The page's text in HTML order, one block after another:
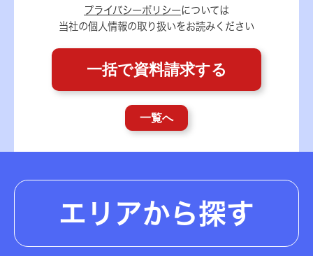
プライバシーポリシーについては
当社の個人情報の取り扱いをお読みください
一覧へ
エリアから探す